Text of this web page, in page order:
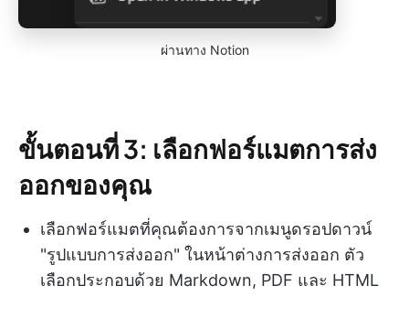
ผ่านทาง Notion
ขั้นตอนที่ 3: เลือกฟอร์แมตการส่ง
ออกของคุณ
เลือกฟอร์แมตที่คุณต้องการจากเมนูดรอปดาวน์
"รูปแบบการส่งออก" ในหน้าต่างการส่งออก ตัว
เลือกประกอบด้วย Markdown, PDF และ HTML